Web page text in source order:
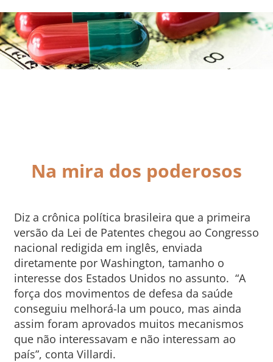
Na mira dos poderosos
Diz a crônica política brasileira que a primeira
versão da Lei de Patentes chegou ao Congresso
nacional redigida em inglês, enviada
diretamente por Washington, tamanho o
interesse dos Estados Unidos no assunto. “A
força dos movimentos de defesa da saúde
conseguiu melhorá-la um pouco, mas ainda
assim foram aprovados muitos mecanismos
que não interessavam e não interessam ao
país”, conta Villardi.